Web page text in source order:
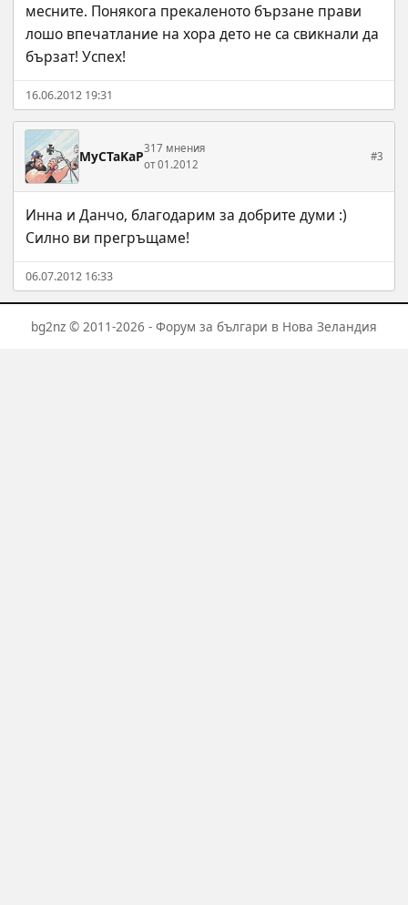
месните. Понякога прекаленото бързане прави
лошо впечатлание на хора дето не са свикнали да
бързат! Успех!
16.06.2012 19:31
MyCTaKaP317 мнения
от 01.2012
#3
Инна и Данчо, благодарим за добрите думи :)
Силно ви прегръщаме!
06.07.2012 16:33
bg2nz © 2011-2026 - Форум за българи в Нова Зеландия